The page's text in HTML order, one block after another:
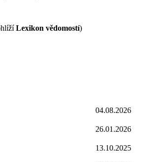
Lexikon vědomostí)
04.08.2026
26.01.2026
13.10.2025